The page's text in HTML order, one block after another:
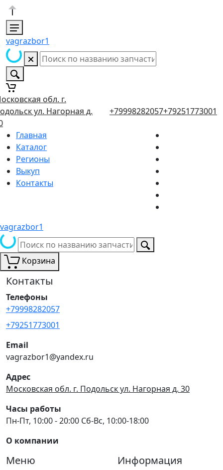
vagrazbor1
обл. г.
ул. Нагорная д.
+79998282057+79251773001
Главная
Каталог
Регионы
Выкуп
Контакты
vagrazbor1
Корзина
Контакты
Телефоны
+79998282057
+79251773001
Email
vagrazbor1@yandex.ru
Адрес
Московская обл. г. Подольск ул. Нагорная д. 30
Часы работы
Пн-Пт, 10:00 - 20:00 Сб-Вс, 10:00-18:00
О компании
Меню Информация